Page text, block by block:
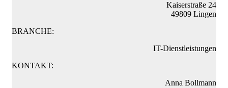
Kaiserstraße 24
49809 Lingen
BRANCHE:
IT-Dienstleistungen
KONTAKT:
Anna Bollmann